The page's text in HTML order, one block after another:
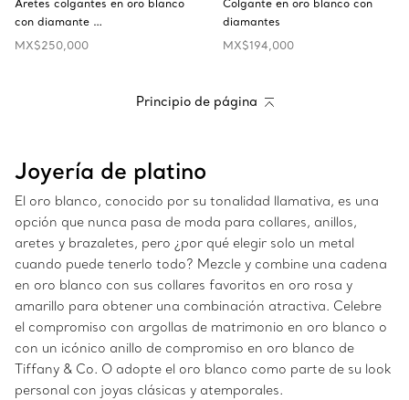
Aretes colgantes en oro blanco
con diamante …
MX$250,000
Colgante en oro blanco con
diamantes
MX$194,000
Principio de página
Joyería de platino
El oro blanco, conocido por su tonalidad llamativa, es una
opción que nunca pasa de moda para collares, anillos,
aretes y brazaletes, pero ¿por qué elegir solo un metal
cuando puede tenerlo todo? Mezcle y combine una cadena
en oro blanco con sus collares favoritos en oro rosa y
amarillo para obtener una combinación atractiva. Celebre
el compromiso con argollas de matrimonio en oro blanco o
con un icónico anillo de compromiso en oro blanco de
Tiffany & Co. O adopte el oro blanco como parte de su look
personal con joyas clásicas y atemporales.